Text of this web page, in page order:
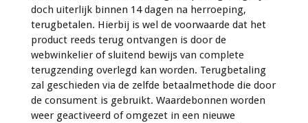
doch uiterlijk binnen 14 dagen na herroeping,
terugbetalen. Hierbij is wel de voorwaarde dat het
product reeds terug ontvangen is door de
webwinkelier of sluitend bewijs van complete
terugzending overlegd kan worden. Terugbetaling
zal geschieden via de zelfde betaalmethode die door
de consument is gebruikt. Waardebonnen worden
weer geactiveerd of omgezet in een nieuwe